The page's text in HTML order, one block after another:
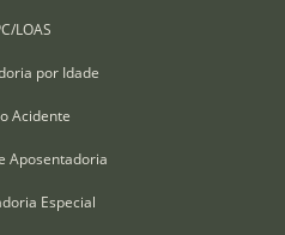
LOAS
por Idade
Acidente
Aposentadoria
Especial